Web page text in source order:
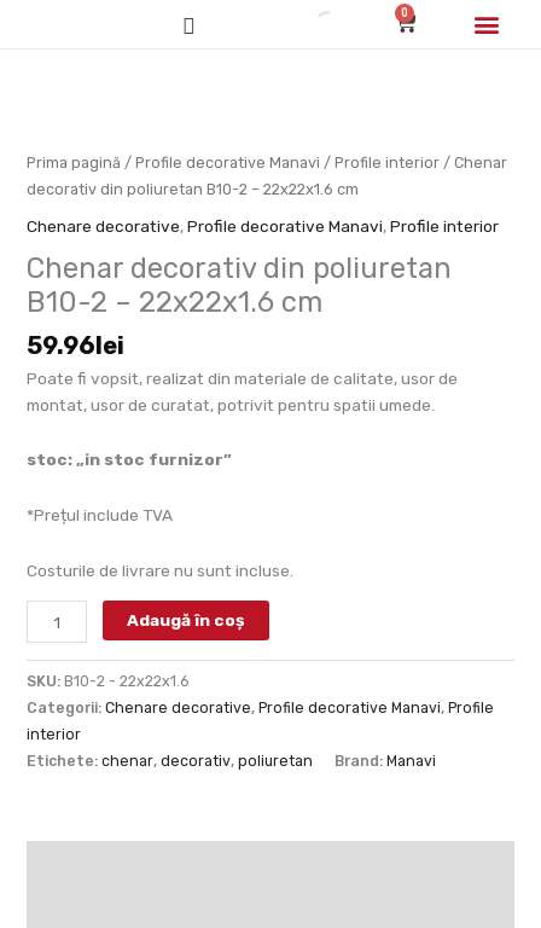
0
Cart
Prima pagină / Profile decorative Manavi / Profile interior / Chenar
decorativ din poliuretan B10-2 – 22x22x1.6 cm
Chenare decorative,Profile decorative Manavi,Profile interior
Chenar decorativ din poliuretan
B10-2 – 22x22x1.6 cm
59.96 lei
Poate fi vopsit, realizat din materiale de calitate, usor de
montat, usor de curatat, potrivit pentru spatii umede.
stoc: „in stoc furnizor”
*Prețul include TVA
Costurile de livrare nu sunt incluse.
din
poliuretan
2
-
22x22x1.6
cm
Adaugă în coș
SKU: B10-2 - 22x22x1.6
Categorii: Chenare decorative, Profile decorative Manavi, Profile
interior
Etichete: chenar, decorativ, poliuretan Brand: Manavi